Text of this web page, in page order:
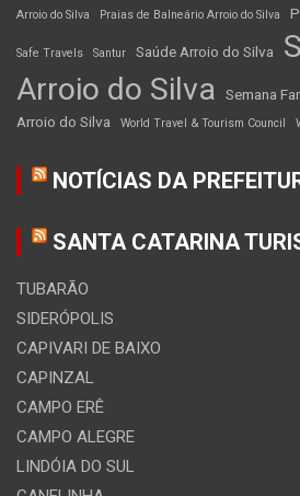
Arroio do Silva
Praias de Balneário Arroio do Silva
Safe Travels Santur Saúde Arroio do Silva
Arroio do Silva
Semana
Arroio do Silva
World Travel & Tourism Council
NOTÍCIAS DA
SANTA CATARINA
TUBARÃO
SIDERÓPOLIS
CAPIVARI DE BAIXO
CAPINZAL
CAMPO ERÊ
CAMPO ALEGRE
LINDÓIA DO SUL